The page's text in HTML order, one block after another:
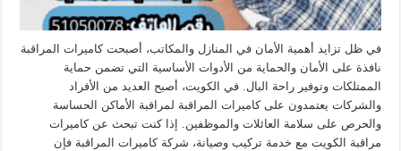
في ظل تزايد أهمية الأمان في المنازل والمكاتب، أصبحت كاميرات المراقبة
نافذة على الأمان والحماية من الأدوات الأساسية التي تضمن حماية
الممتلكات وتوفير راحة البال. في الكويت، أصبح العديد من الأفراد
والشركات يعتمدون على كاميرات المراقبة لمراقبة الأماكن الحساسة
والحرص على سلامة العائلات والموظفين. إذا كنت تبحث عن كاميرات
مراقبة الكويت مع خدمة تركيب وصيانة، شركة كاميرات المراقبة فإن